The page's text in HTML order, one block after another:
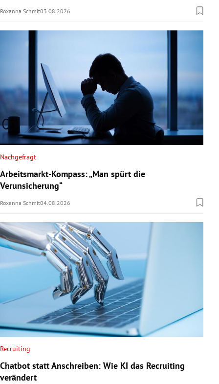
Roxanna Schmit03.08.2026
Nachgefragt
Arbeitsmarkt-Kompass: „Man spürt die
Verunsicherung“
Roxanna Schmit04.08.2026
Recruiting
Chatbot statt Anschreiben: Wie KI das Recruiting
verändert